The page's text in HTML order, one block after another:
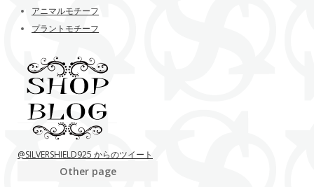
アニマルモチーフ
プラントモチーフ
@SILVERSHIELD925 からのツイート
Other page